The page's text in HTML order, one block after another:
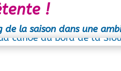
!
la saison dans une